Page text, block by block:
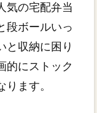
気の宅配弁当
段ボールいっ
と収納に困り
的にストック
ます。